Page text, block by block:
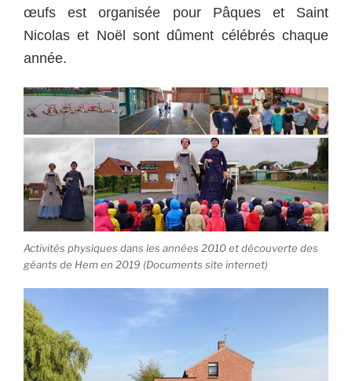
œufs est organisée pour Pâques et Saint
Nicolas et Noël sont dûment célébrés chaque
année.
Activités physiques dans les années 2010 et découverte des
géants de Hem en 2019 (Documents site internet)